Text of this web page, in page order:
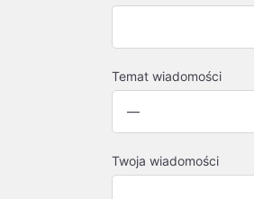
Temat wiadomości
Twoja wiadomości